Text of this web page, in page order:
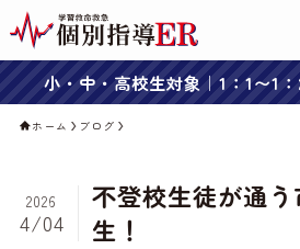
小・中・高校生対象｜1：1〜1
ホーム ブログ
不登校生徒が通
生！
2026
4/04